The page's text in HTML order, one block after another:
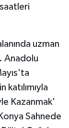
uzman
Anadolu
Kazanmak'
Sahnede